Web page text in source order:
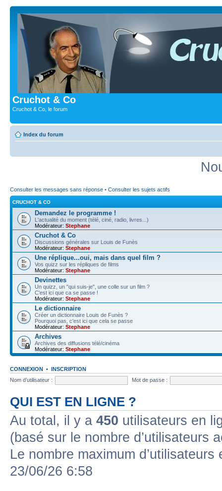
Cruchot & Co
Cruchot & Co, le forum
Index du forum
Consulter les messages sans réponse • Consulter les sujets actifs
CRUCHOT & CO
Demandez le programme !
L'actualité du moment (télé, ciné, radio, livres...)
Modérateur: Stephane
Cruchot & Co
Discussions générales sur Louis de Funès
Modérateur: Stephane
Une réplique...oui, mais dans quel film ?
Vos quizz sur les répliques de films
Modérateur: Stephane
Devinettes
Un quizz, un "qui suis-je", une colle sur un film ?
C'est ici que ca se passe !
Modérateur: Stephane
Le dictionnaire
Créer un dictionnaire Louis de Funès ?
Pourquoi pas, c'est ici que cela se passe
Modérateur: Stephane
Archives
Archives des diffusions télé/cinéma
Modérateur: Stephane
CONNEXION • INSCRIPTION
Nom d’utilisateur :
Mot de passe :
QUI EST EN LIGNE ?
Au total, il y a 450 utilisateurs en
(basé sur le nombre d’utilisateurs
Le nombre maximum
23/06/26 6:58